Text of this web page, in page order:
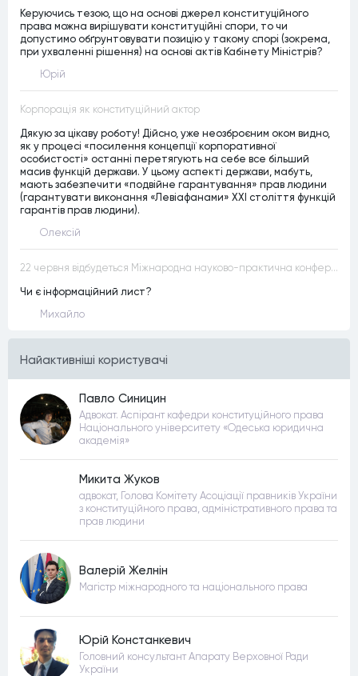
Керуючись тезою, що на основі джерел конституційного
права можна вирішувати конституційні спори, то чи
допустимо обґрунтовувати позицію у такому спорі (зокрема,
при ухваленні рішення) на основі актів Кабінету Міністрів?
Юрій
Корпорація як конституційний актор
Дякую за цікаву роботу! Дійсно, уже неозброєним оком видно,
як у процесі «посилення концепції корпоративної
особистості» останні перетягують на себе все більший
масив функцій держави. У цьому аспекті держави, мабуть,
мають забезпечити «подвійне гарантування» прав людини
(гарантувати виконання «Левіафанами» ХХІ століття функцій
гарантів прав людини).
Олексій
22 червня відбудеться Міжнародна науково-практична конференція “Конституційна демократія в умовах загроз територіальній цілісності та національній безпеці”
Чи є інформаційний лист?
Михайло
Найактивнiшi користувачi
Павло Синицин
Адвокат. Аспірант кафедри конституційного права
Національного університету «Одеська юридична
академія»
Микита Жуков
адвокат, Голова Комітету Асоціації правників України
з конституційного права, адміністративного права та
прав людини
Валерій Желнін
Магістр міжнародного та національного права
Юрій Констанкевич
Головний консультант Апарату Верховної Ради
України